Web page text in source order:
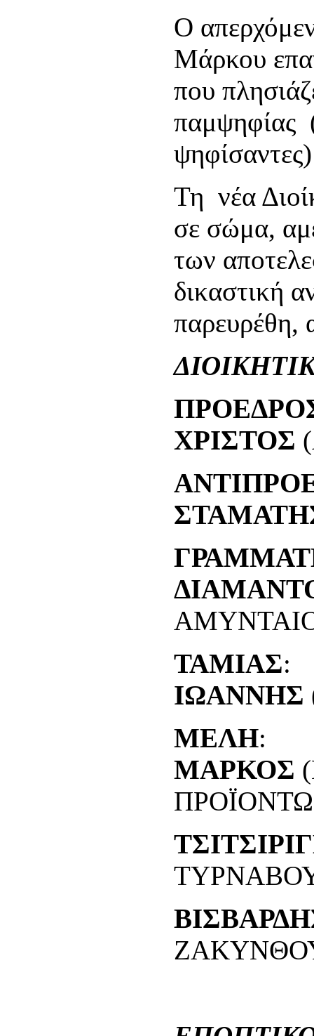
Ο
Μάρκου
που
παμψηφίας
ψηφίσαντες)
Τη νέα
σε σώμα,
των
δικαστική
παρευρέθη,
ΧΡΙΣΤΟΣ
ΤΑΜΙΑΣ
ΙΩΑΝΝΗΣ
ΜΕΛΗ
ΜΑΡΚΟΣ